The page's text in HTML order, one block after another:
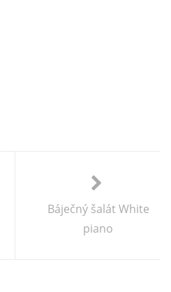
Báječný šalát White
piano